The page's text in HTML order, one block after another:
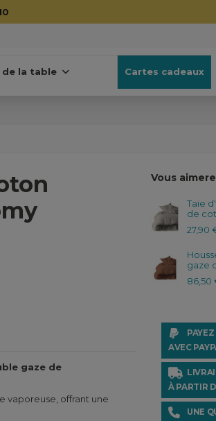
de la table Cartes cadeaux
gaze de
vaporeuse, offrant une
Vous
Taie
de
27,90
gaze
86,50
AVEC
À PARTIR
UNE